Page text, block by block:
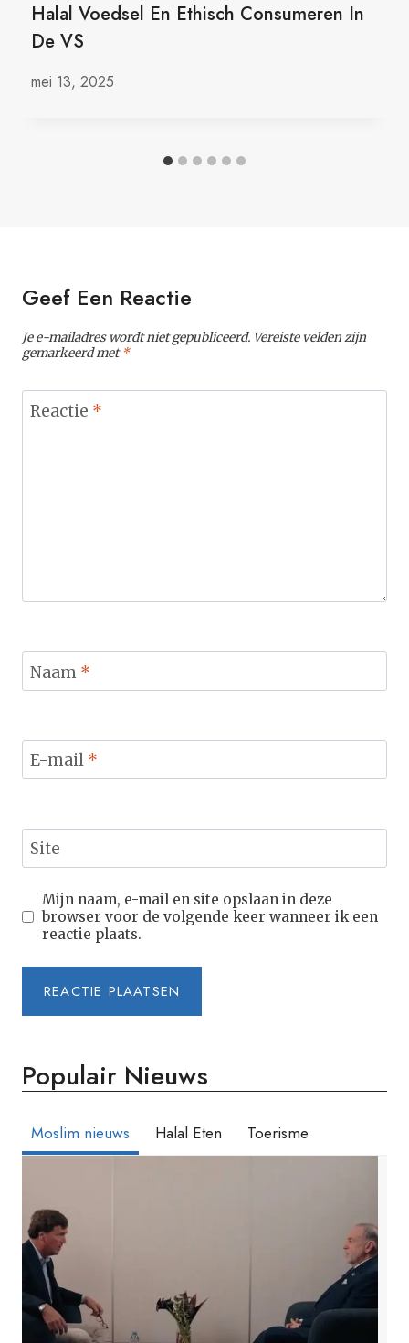
Halal Voedsel En Ethisch Consumeren In
De VS
mei 13, 2025
Geef Een Reactie
Je e-mailadres wordt niet gepubliceerd. Vereiste velden zijn
gemarkeerd met*
Reactie *
Naam *
E-mail *
Site
Mijn naam, e-mail en site opslaan in deze
browser voor de volgende keer wanneer ik een
reactie plaats.
Populair Nieuws
Moslim nieuws Halal Eten Toerisme